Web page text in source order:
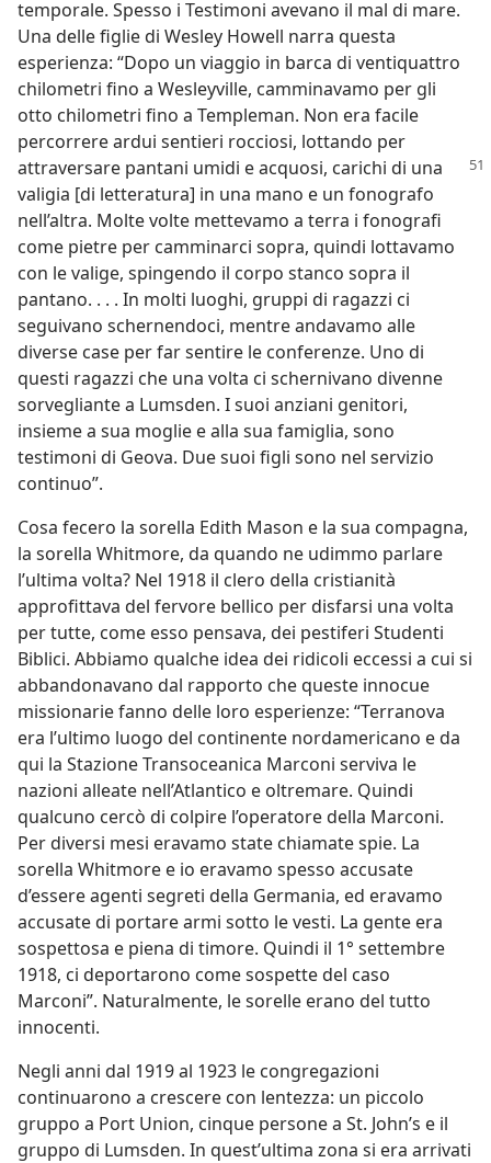
temporale. Spesso i Testimoni avevano il mal di mare.
Una delle figlie di Wesley Howell narra questa
esperienza: “Dopo un viaggio in barca di ventiquattro
chilometri fino a Wesleyville, camminavamo per gli
otto chilometri fino a Templeman. Non era facile
percorrere ardui sentieri rocciosi, lottando per
attraversare pantani umidi e acquosi, carichi di una
valigia [di letteratura] in una mano e un fonografo
nell’altra. Molte volte mettevamo a terra i fonografi
come pietre per camminarci sopra, quindi lottavamo
con le valige, spingendo il corpo stanco sopra il
pantano. . . . In molti luoghi, gruppi di ragazzi ci
seguivano schernendoci, mentre andavamo alle
diverse case per far sentire le conferenze. Uno di
questi ragazzi che una volta ci schernivano divenne
sorvegliante a Lumsden. I suoi anziani genitori,
insieme a sua moglie e alla sua famiglia, sono
testimoni di Geova. Due suoi figli sono nel servizio
continuo”.
Cosa fecero la sorella Edith Mason e la sua compagna,
la sorella Whitmore, da quando ne udimmo parlare
l’ultima volta? Nel 1918 il clero della cristianità
approfittava del fervore bellico per disfarsi una volta
per tutte, come esso pensava, dei pestiferi Studenti
Biblici. Abbiamo qualche idea dei ridicoli eccessi a cui si
abbandonavano dal rapporto che queste innocue
missionarie fanno delle loro esperienze: “Terranova
era l’ultimo luogo del continente nordamericano e da
qui la Stazione Transoceanica Marconi serviva le
nazioni alleate nell’Atlantico e oltremare. Quindi
qualcuno cercò di colpire l’operatore della Marconi.
Per diversi mesi eravamo state chiamate spie. La
sorella Whitmore e io eravamo spesso accusate
d’essere agenti segreti della Germania, ed eravamo
accusate di portare armi sotto le vesti. La gente era
sospettosa e piena di timore. Quindi il 1° settembre
1918, ci deportarono come sospette del caso
Marconi”. Naturalmente, le sorelle erano del tutto
innocenti.
Negli anni dal 1919 al 1923 le congregazioni
continuarono a crescere con lentezza: un piccolo
gruppo a Port Union, cinque persone a St. John’s e il
gruppo di Lumsden. In quest’ultima zona si era arrivati